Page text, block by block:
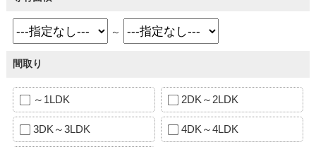
～
間取り
～1LDK 2DK～2LDK
3DK～3LDK 4DK～4LDK